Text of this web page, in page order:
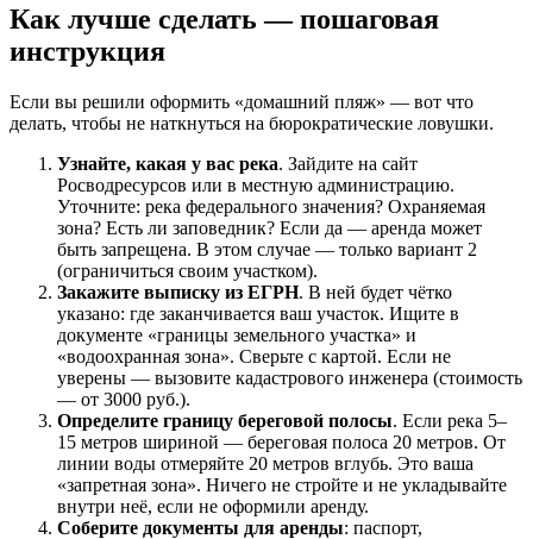
Как лучше сделать — пошаговая
инструкция
Если вы решили оформить «домашний пляж» — вот что
делать, чтобы не наткнуться на бюрократические ловушки.
Узнайте, какая у вас река. Зайдите на сайт
Росводресурсов или в местную администрацию.
Уточните: река федерального значения? Охраняемая
зона? Есть ли заповедник? Если да — аренда может
быть запрещена. В этом случае — только вариант 2
(ограничиться своим участком).
Закажите выписку из ЕГРН. В ней будет чётко
указано: где заканчивается ваш участок. Ищите в
документе «границы земельного участка» и
«водоохранная зона». Сверьте с картой. Если не
уверены — вызовите кадастрового инженера (стоимость
— от 3000 руб.).
Определите границу береговой полосы. Если река 5–
15 метров шириной — береговая полоса 20 метров. От
линии воды отмеряйте 20 метров вглубь. Это ваша
«запретная зона». Ничего не стройте и не укладывайте
внутри неё, если не оформили аренду.
Соберите документы для аренды: паспорт,